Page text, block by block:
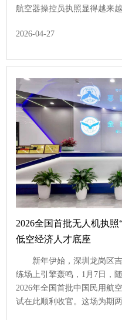
航空器操控员执照显得越来越
2026-04-27
2026全国首批无人机执
低空经济人才底座
新年伊始，深圳龙岗区
练场上引擎轰鸣，1月7日，
2026年全国首批中国民用航
试在此顺利收官。这场为期